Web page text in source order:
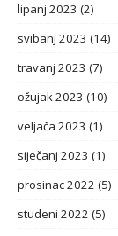
lipanj 2023 (2)
svibanj 2023 (14)
travanj 2023 (7)
ožujak 2023 (10)
veljača 2023 (1)
siječanj 2023 (1)
prosinac 2022 (5)
studeni 2022 (5)